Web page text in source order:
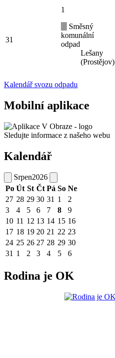
31
1
Směsný
komunální
odpad
Lešany
(Prostějov)
Kalendář svozu odpadu
Mobilní aplikace
Sledujte informace z našeho webu
Kalendář
Srpen2026
Po Út St Čt Pá So Ne
27 28 29 30 31 1
2
3
4 5 6 7 8
9
10 11 12 13 14 15 16
17 18 19 20 21 22 23
24 25 26 27 28 29 30
31 1 2 3 4 5 6
Rodina je OK